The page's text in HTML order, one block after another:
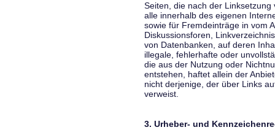
Seiten, die nach der
alle innerhalb des eigenen
sowie für Fremdeinträge in vom
Diskussionsforen,
von Datenbanken, auf deren
illegale, fehlerhafte oder
die aus der Nutzung oder
entstehen, haftet allein der
nicht derjenige, der über Links
verweist.
3. Urheber- und